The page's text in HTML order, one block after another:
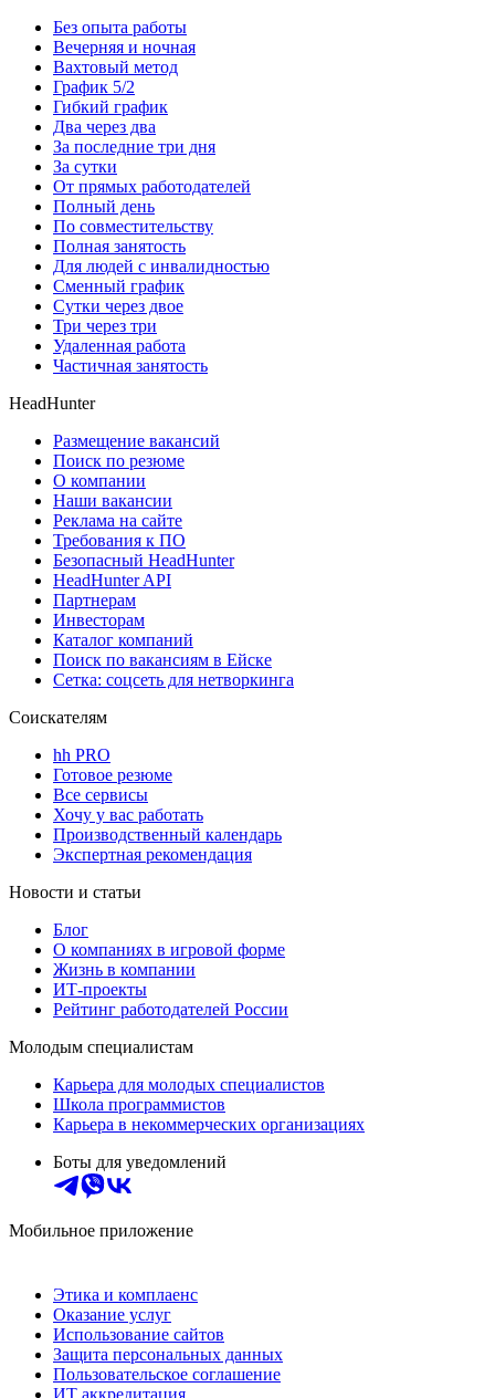
Без опыта работы
Вечерняя и ночная
Вахтовый метод
График 5/2
Гибкий график
Два через два
За последние три дня
За сутки
От прямых работодателей
Полный день
По совместительству
Полная занятость
Для людей с инвалидностью
Сменный график
Сутки через двое
Три через три
Удаленная работа
Частичная занятость
HeadHunter
Размещение вакансий
Поиск по резюме
О компании
Наши вакансии
Реклама на сайте
Требования к ПО
Безопасный HeadHunter
HeadHunter API
Партнерам
Инвесторам
Каталог компаний
Поиск по вакансиям в Ейске
Сетка: соцсеть для нетворкинга
Соискателям
hh PRO
Готовое резюме
Все сервисы
Хочу у вас работать
Производственный календарь
Экспертная рекомендация
Новости и статьи
Блог
О компаниях в игровой форме
Жизнь в компании
ИТ-проекты
Рейтинг работодателей России
Молодым специалистам
Карьера для молодых специалистов
Школа программистов
Карьера в некоммерческих организациях
Боты для уведомлений
Мобильное приложение
Этика и комплаенс
Оказание услуг
Использование сайтов
Защита персональных данных
Пользовательское соглашение